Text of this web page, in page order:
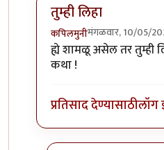
तुम्ही लिहा
कपिलमुनीमंगळवार, 10/05/
In reply toफारच
ह्ये शामळू असेल तर तुम्ही
कथा !
प्रतिसाद देण्यासाठीलॉग